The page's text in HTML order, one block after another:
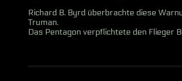
Richard B. Byrd überbrachte diese
Truman.
Das Pentagon verpflichtete den Flieger